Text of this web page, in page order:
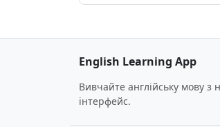
English Learning App
Вивчайте англійську мову
інтерфейс.